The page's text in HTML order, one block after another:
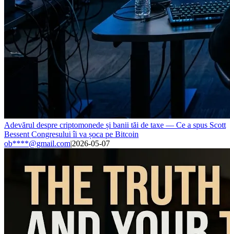
Adevărul despre criptomonede și banii tăi de taxe — Ce a spus Scott
Bessent Congresului îi va șoca pe Bitcoin
ob****@gmail.com|2026-05-07